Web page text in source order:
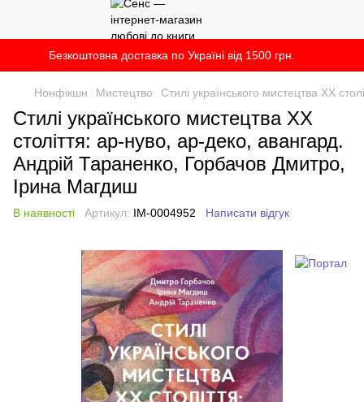
Безкоштовна доставка по Україні від 1500 грн.
Нонфікшн Мистецтво Стилі українського мистецтва XX
Стилі українського мистецтва XX
століття: ар-нуво, ар-деко, авангард.
Андрій Тараненко, Горбачов Дмитро,
Ірина Магдиш
В наявності Артикул: IM-0004952 Написати відгук